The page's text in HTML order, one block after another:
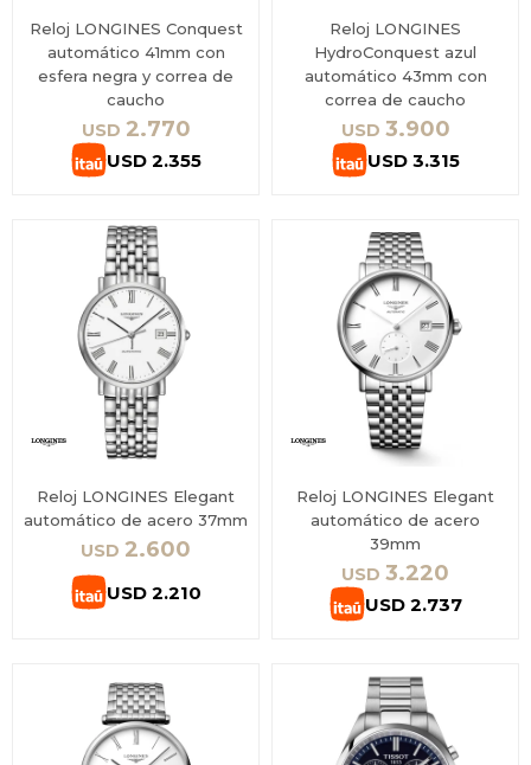
Reloj LONGINES Conquest
automático 41mm con
esfera negra y correa de
caucho
USD 2.770
USD 2.355
Reloj LONGINES
HydroConquest azul
automático 43mm con
correa de caucho
USD 3.900
USD 3.315
Reloj LONGINES Elegant
automático de acero 37mm
USD 2.600
USD 2.210
Reloj LONGINES Elegant
automático de acero
39mm
USD 3.220
USD 2.737